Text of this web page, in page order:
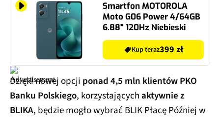
Smartfon MOTOROLA
Moto G06 Power 4/64GB
6.88" 120Hz Niebieski
Kup teraz399 zł
Dzięki nowej opcji ponad 4,5 mln klientów PKO
Banku Polskiego, korzystającychaktywnie z
BLIKA, będzie mogło wybrać BLIK Płacę Później w